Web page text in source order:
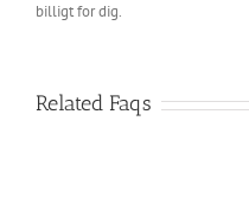
billigt for dig.
Related Faqs